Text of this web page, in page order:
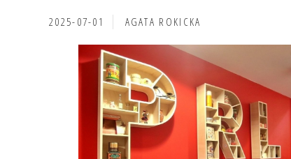
2025-07-01 AGATA ROKICKA